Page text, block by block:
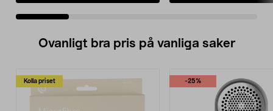
Ovanligt bra pris på vanliga saker
Kolla priset -25%